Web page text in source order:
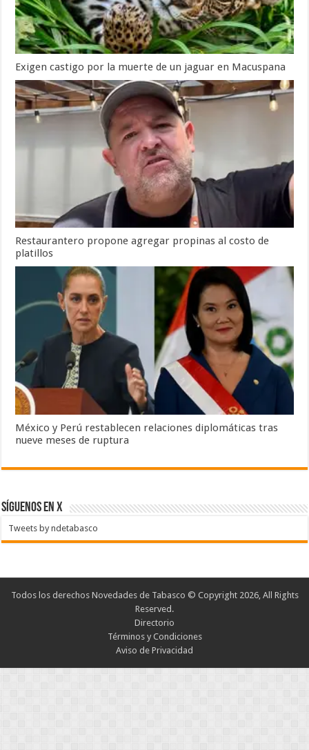
Exigen castigo por la muerte de un jaguar en Macuspana
Restaurantero propone agregar propinas al costo de
platillos
México y Perú restablecen relaciones diplomáticas tras
nueve meses de ruptura
SÍGUENOS EN X
Tweets by ndetabasco
Todos los derechos Novedades de Tabasco © Copyright 2026, All Rights
Reserved.
Directorio
Términos y Condiciones
Aviso de Privacidad